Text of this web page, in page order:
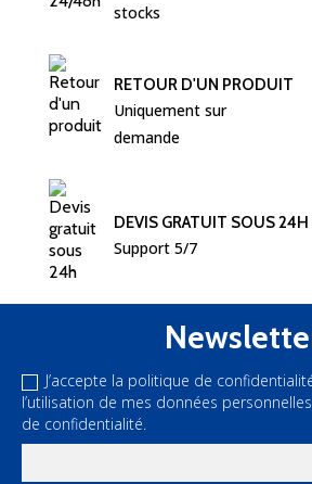
stocks
RETOUR D'UN PRODUIT
Uniquement sur
demande
DEVIS GRATUIT SOUS 24H
Support 5/7
J’accepte la politique de
l’utilisation de mes données
de confidentialité.